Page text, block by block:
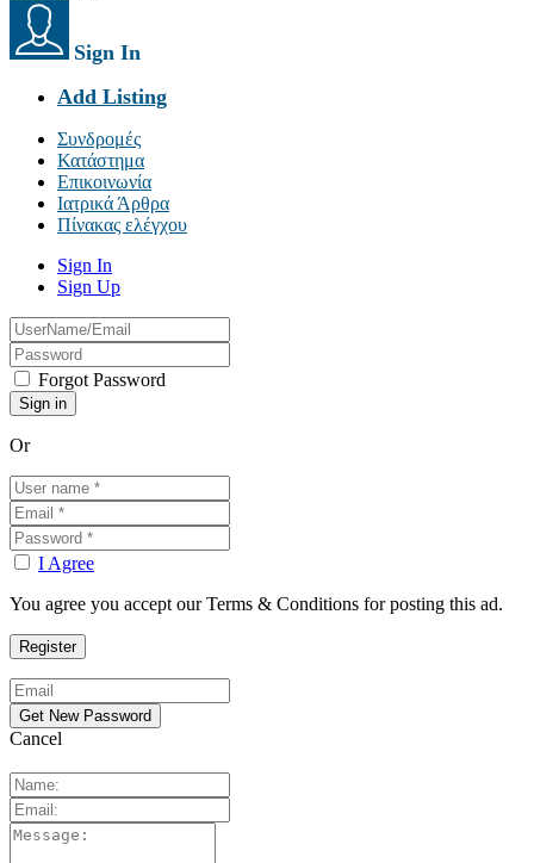
Sign In
Add Listing
Συνδρομές
Κατάστημα
Επικοινωνία
Ιατρικά Άρθρα
Πίνακας ελέγχου
Sign In
Sign Up
Forgot Password
Or
I Agree
You agree you accept our Terms & Conditions for posting this ad.
Cancel